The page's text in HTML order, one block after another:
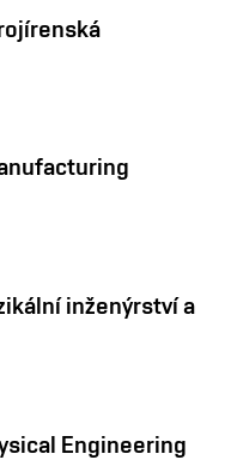
inženýrství a
Engineering